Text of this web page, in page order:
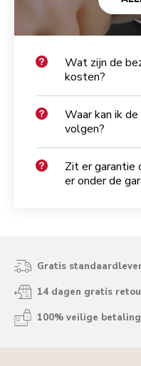
Wat zijn de
kosten?
Waar kan ik
volgen?
Zit er garantie
er onder de
Gratis
14 dagen gratis
100% veilige betaling